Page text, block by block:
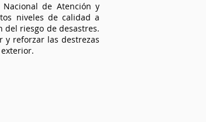
de Atención y
niveles de calidad a
del riesgo de desastres.
y reforzar las destrezas